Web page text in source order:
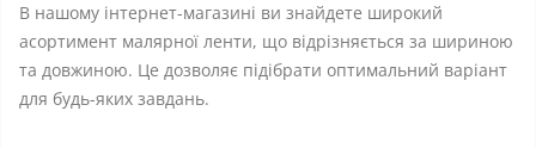
В нашому інтернет-магазині ви знайдете широкий
асортимент малярної ленти, що відрізняється за шириною
та довжиною. Це дозволяє підібрати оптимальний варіант
для будь-яких завдань.